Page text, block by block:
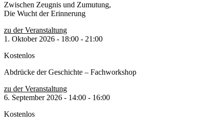
Zwischen Zeugnis und Zumutung,
Die Wucht der Erinnerung
zu der Veranstaltung
1. Oktober 2026 - 18:00 - 21:00
Kostenlos
Abdrücke der Geschichte – Fachworkshop
zu der Veranstaltung
6. September 2026 - 14:00 - 16:00
Kostenlos